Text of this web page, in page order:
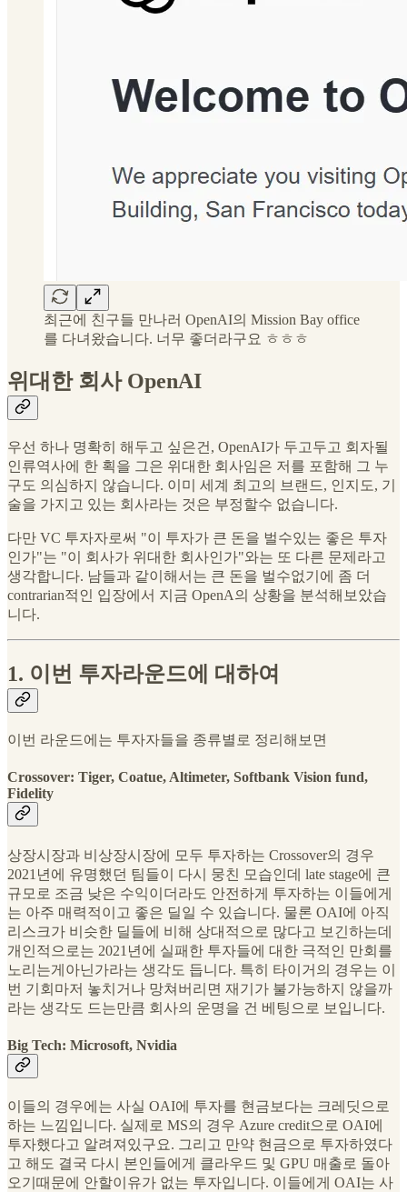
최근에 친구들 만나러 OpenAI의 Mission Bay office
를 다녀왔습니다. 너무 좋더라구요 ㅎㅎㅎ
위대한 회사 OpenAI
우선 하나 명확히 해두고 싶은건, OpenAI가 두고두고 회자될
인류역사에 한 획을 그은 위대한 회사임은 저를 포함해 그 누
구도 의심하지 않습니다. 이미 세계 최고의 브랜드, 인지도, 기
술을 가지고 있는 회사라는 것은 부정할수 없습니다.
다만 VC 투자자로써 "이 투자가 큰 돈을 벌수있는 좋은 투자
인가"는 "이 회사가 위대한 회사인가"와는 또 다른 문제라고
생각합니다. 남들과 같이해서는 큰 돈을 벌수없기에 좀 더
contrarian적인 입장에서 지금 OpenA의 상황을 분석해보았습
니다.
1. 이번 투자라운드에 대하여
이번 라운드에는 투자자들을 종류별로 정리해보면
Crossover: Tiger, Coatue, Altimeter, Softbank Vision fund,
Fidelity
상장시장과 비상장시장에 모두 투자하는 Crossover의 경우
2021년에 유명했던 팀들이 다시 뭉친 모습인데 late stage에 큰
규모로 조금 낮은 수익이더라도 안전하게 투자하는 이들에게
는 아주 매력적이고 좋은 딜일 수 있습니다. 물론 OAI에 아직
리스크가 비슷한 딜들에 비해 상대적으로 많다고 보긴하는데
개인적으로는 2021년에 실패한 투자들에 대한 극적인 만회를
노리는게아닌가라는 생각도 듭니다. 특히 타이거의 경우는 이
번 기회마저 놓치거나 망쳐버리면 재기가 불가능하지 않을까
라는 생각도 드는만큼 회사의 운명을 건 베팅으로 보입니다.
Big Tech: Microsoft, Nvidia
이들의 경우에는 사실 OAI에 투자를 현금보다는 크레딧으로
하는 느낌입니다. 실제로 MS의 경우 Azure credit으로 OAI에
투자했다고 알려져있구요. 그리고 만약 현금으로 투자하였다
고 해도 결국 다시 본인들에게 클라우드 및 GPU 매출로 돌아
오기때문에 안할이유가 없는 투자입니다. 이들에게 OAI는 사